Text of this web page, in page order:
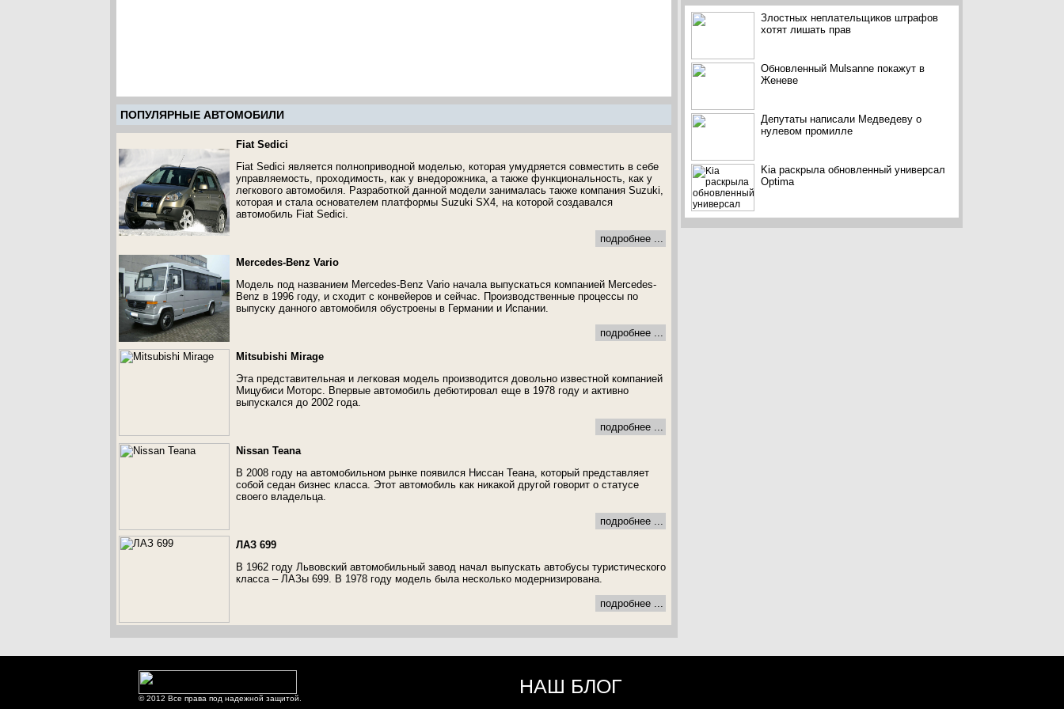
ПОПУЛЯРНЫЕ АВТОМОБИЛИ
Fiat Sedici
Fiat Sedici является полноприводной моделью, которая умудряется совместить в себе
управляемость, проходимость, как у внедорожника, а также функциональность, как у
легкового автомобиля. Разработкой данной модели занималась также компания Suzuki,
которая и стала основателем платформы Suzuki SX4, на которой создавался
автомобиль Fiat Sedici.
подробнее ...
Mercedes-Benz Vario
Модель под названием Mercedes-Benz Vario начала выпускаться компанией Mercedes-
Benz в 1996 году, и сходит с конвейеров и сейчас. Производственные процессы по
выпуску данного автомобиля обустроены в Германии и Испании.
подробнее ...
Mitsubishi Mirage
Эта представительная и легковая модель производится довольно известной компанией
Мицубиси Моторс. Впервые автомобиль дебютировал еще в 1978 году и активно
выпускался до 2002 года.
подробнее ...
Nissan Teana
В 2008 году на автомобильном рынке появился Ниссан Теана, который представляет
собой седан бизнес класса. Этот автомобиль как никакой другой говорит о статусе
своего владельца.
подробнее ...
ЛАЗ 699
В 1962 году Львовский автомобильный завод начал выпускать автобусы туристического
класса – ЛАЗы 699. В 1978 году модель была несколько модернизирована.
подробнее ...
Злостных неплательщиков штрафов
хотят лишать прав
Обновленный Mulsanne покажут в
Женеве
Депутаты написали Медведеву о
нулевом промилле
Kia раскрыла обновленный универсал
Optima
© 2012 Все права под надежной защитой.
НАШ БЛОГ